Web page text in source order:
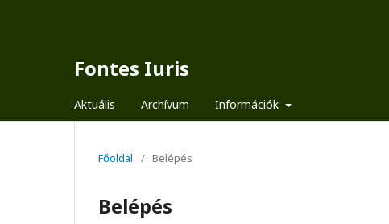
Fontes Iuris
Aktuális Archívum Információk
Főoldal / Belépés
Belépés